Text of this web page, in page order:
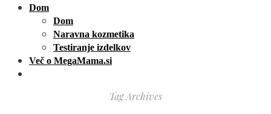
Dom
Dom
Naravna kozmetika
Testiranje izdelkov
Več o MegaMama.si
Tag Archives